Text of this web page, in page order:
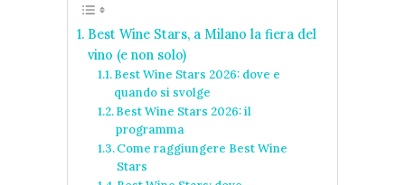
Best Wine Stars, a Milano la fiera del
vino (e non solo)
Best Wine Stars 2026: dove e
quando si svolge
Best Wine Stars 2026: il
programma
Come raggiungere Best Wine
Stars